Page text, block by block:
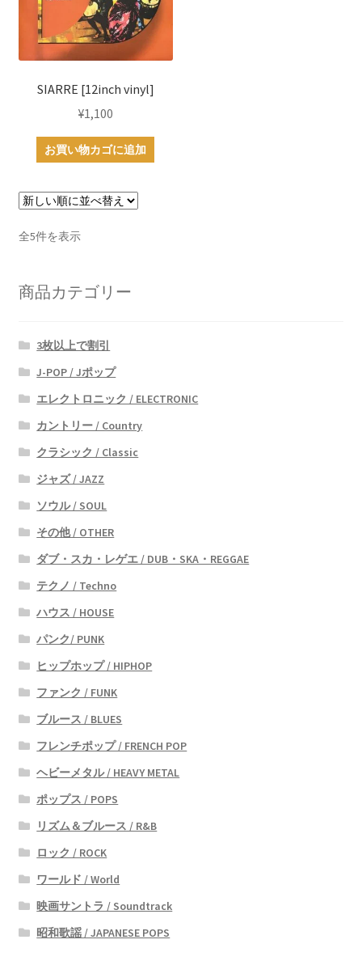
SIARRE [12inch vinyl]
¥1,100
お買い物カゴに追加
全5件を表示新
順
商品カテゴリー
3枚以上で割引
J-POP / Jポップ
エレクトロニック / ELECTRONIC
カントリー / Country
クラシック / Classic
ジャズ / JAZZ
ソウル / SOUL
その他 / OTHER
ダブ・スカ・レゲエ / DUB・SKA・REGGAE
テクノ / Techno
ハウス / HOUSE
パンク/ PUNK
ヒップホップ / HIPHOP
ファンク / FUNK
ブルース / BLUES
フレンチポップ / FRENCH POP
ヘビーメタル / HEAVY METAL
ポップス / POPS
リズム＆ブルース / R&B
ロック / ROCK
ワールド / World
映画サントラ / Soundtrack
昭和歌謡 / JAPANESE POPS